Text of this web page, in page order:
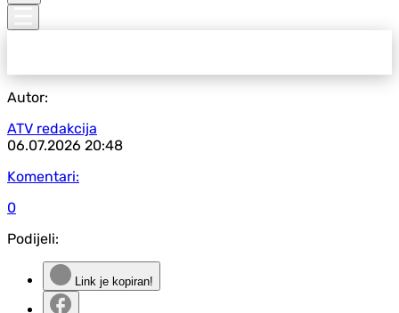
Autor:
ATV redakcija
06.07.2026 20:48
Komentari:
0
Podijeli:
Link je kopiran!